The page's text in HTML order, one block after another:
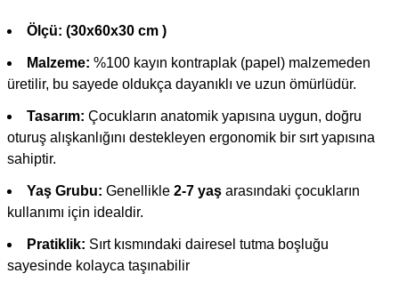
Ölçü: (30x60x30 cm )
Malzeme: %100 kayın kontraplak (papel) malzemeden
üretilir, bu sayede oldukça dayanıklı ve uzun ömürlüdür.
Tasarım: Çocukların anatomik yapısına uygun, doğru
oturuş alışkanlığını destekleyen ergonomik bir sırt yapısına
sahiptir.
Yaş Grubu: Genellikle 2-7 yaş arasındaki çocukların
kullanımı için idealdir.
Pratiklik: Sırt kısmındaki dairesel tutma boşluğu
sayesinde kolayca taşınabilir